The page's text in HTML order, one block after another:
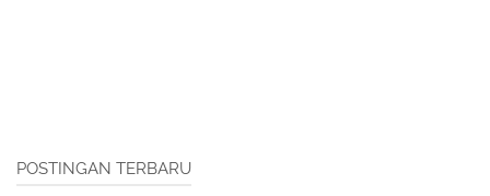
POSTINGAN TERBARU